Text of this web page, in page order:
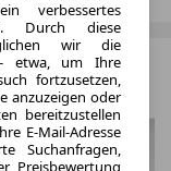
verbessertes
Durch diese
wir die
- etwa, um Ihre
fortzusetzen,
anzuzeigen oder
bereitzustellen
E-Mail-Adresse
Suchanfragen,
Preisbewertung